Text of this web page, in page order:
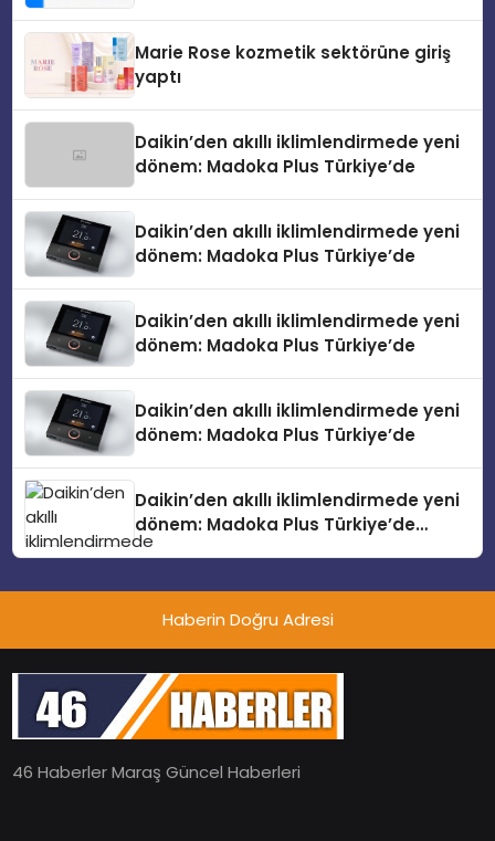
Marie Rose kozmetik sektörüne giriş
yaptı
Daikin’den akıllı iklimlendirmede yeni
dönem: Madoka Plus Türkiye’de
Daikin’den akıllı iklimlendirmede yeni
dönem: Madoka Plus Türkiye’de
Daikin’den akıllı iklimlendirmede yeni
dönem: Madoka Plus Türkiye’de
Daikin’den akıllı iklimlendirmede yeni
dönem: Madoka Plus Türkiye’de
Daikin’den akıllı iklimlendirmede yeni
dönem: Madoka Plus Türkiye’de
Daikin’in kullanıcı dostu tasarımıyla
teknolojilerle donatılmış son modeli
VRV kontrol ünitesi Madoka Plus
Türkiye’de satışa sunuldu. Tam
dokunmatik ekranı, mobil uygulama
desteği ve akıllı sensör entegrasyonu
sayesinde iklimlendirme sistemlerinin
yönetimini daha kolay, konforlu ve
verimli hale getiriyor. Enerji
Haberin Doğru Adresi
46 Haberler Maraş Güncel Haberleri